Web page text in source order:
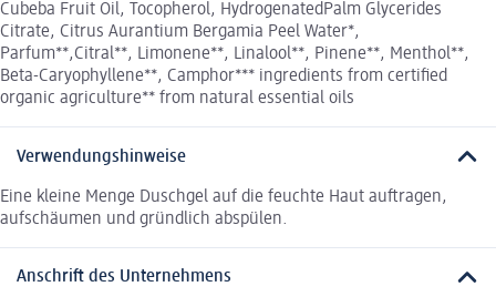
Cubeba Fruit Oil, Tocopherol, HydrogenatedPalm Glycerides
Citrate, Citrus Aurantium Bergamia Peel Water*,
Parfum**,Citral**, Limonene**, Linalool**, Pinene**, Menthol**,
Beta-Caryophyllene**, Camphor*** ingredients from certified
organic agriculture** from natural essential oils
Verwendungshinweise
Eine kleine Menge Duschgel auf die feuchte Haut auftragen,
aufschäumen und gründlich abspülen.
Anschrift des Unternehmens